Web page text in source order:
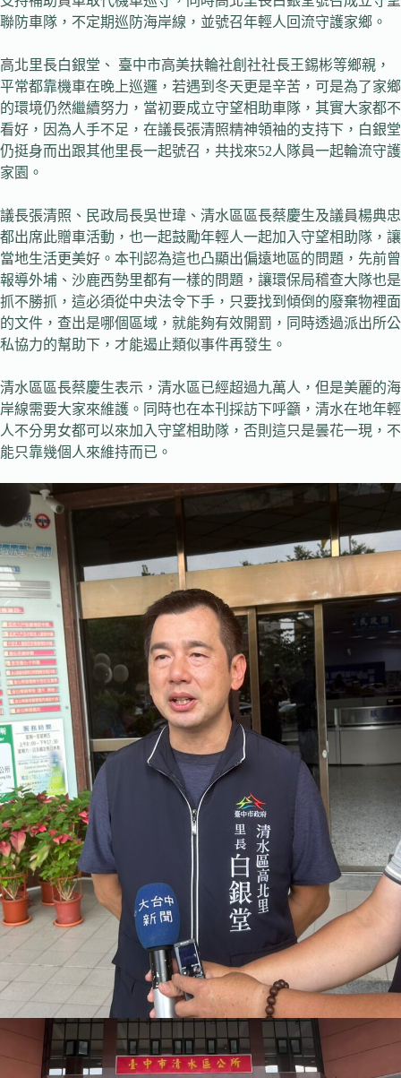
聯防車隊，不定期巡防海岸線，並號召年輕人回流守護家鄉。
高北里長白銀堂、 臺中市高美扶輪社創社社長王錫彬等鄉親，
平常都靠機車在晚上巡邏，若遇到冬天更是辛苦，可是為了家鄉
的環境仍然繼續努力，當初要成立守望相助車隊，其實大家都不
看好，因為人手不足，在議長張清照精神領袖的支持下，白銀堂
仍挺身而出跟其他里長一起號召，共找來52人隊員一起輪流守護
家園。
議長張清照、民政局長吳世瑋、清水區區長蔡慶生及議員楊典忠
都出席此贈車活動，也一起鼓勵年輕人一起加入守望相助隊，讓
當地生活更美好。本刊認為這也凸顯出偏遠地區的問題，先前曾
報導外埔、沙鹿西勢里都有一樣的問題，讓環保局稽查大隊也是
抓不勝抓，這必須從中央法令下手，只要找到傾倒的廢棄物裡面
的文件，查出是哪個區域，就能夠有效開罰，同時透過派出所公
私協力的幫助下，才能遏止類似事件再發生。
清水區區長蔡慶生表示，清水區已經超過九萬人，但是美麗的海
岸線需要大家來維護。同時也在本刊採訪下呼籲，清水在地年輕
人不分男女都可以來加入守望相助隊，否則這只是曇花一現，不
能只靠幾個人來維持而已。